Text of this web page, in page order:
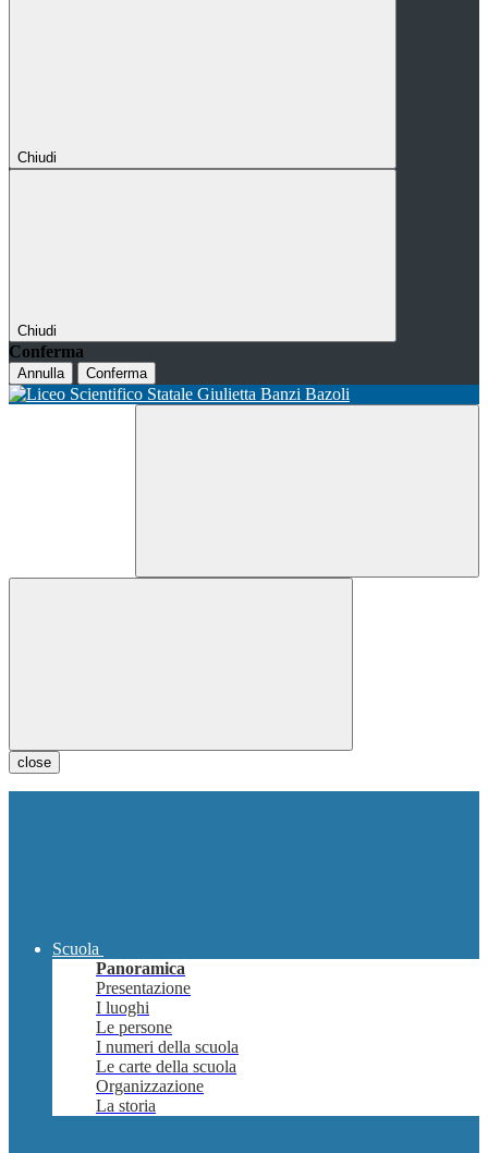
Chiudi
Chiudi
Conferma
Annulla Conferma
close
Scuola
Panoramica
Presentazione
I luoghi
Le persone
I numeri della scuola
Le carte della scuola
Organizzazione
La storia